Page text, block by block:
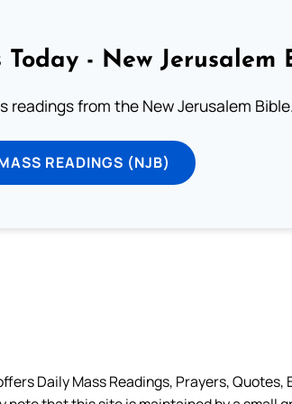
Today - New Jerusalem
readings from the New Jerusalem Bible.
READINGS (NJB)
Daily Mass Readings, Prayers,